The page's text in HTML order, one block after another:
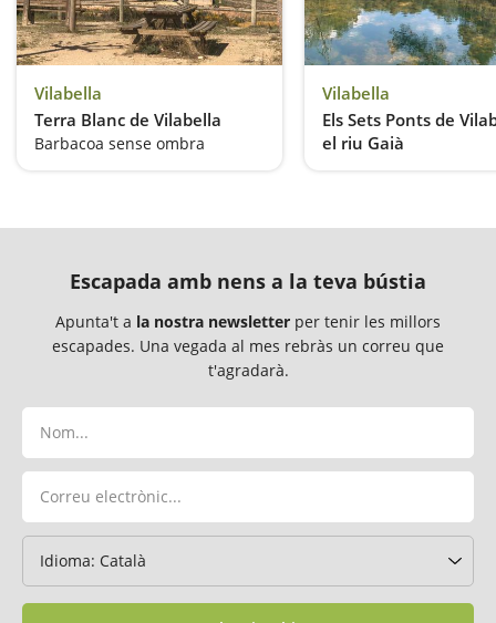
Vilabella
Terra Blanc de Vilabella
Barbacoa sense ombra
Vilabella
Els Sets Ponts de
el riu Gaià
Escapada amb nens a la teva bústia
Apunta't a la nostra newsletter per tenir les millors
escapades. Una vegada al mes rebràs un correu que
t'agradarà.